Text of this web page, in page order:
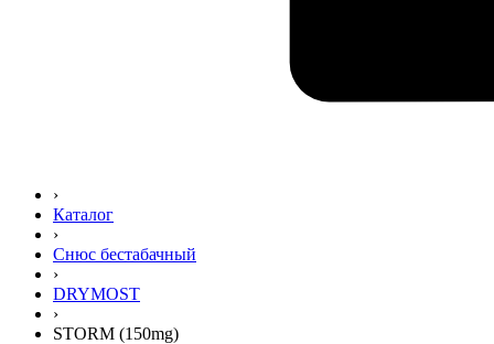
›
Каталог
›
Снюс бестабачный
›
DRYMOST
›
STORM (150mg)